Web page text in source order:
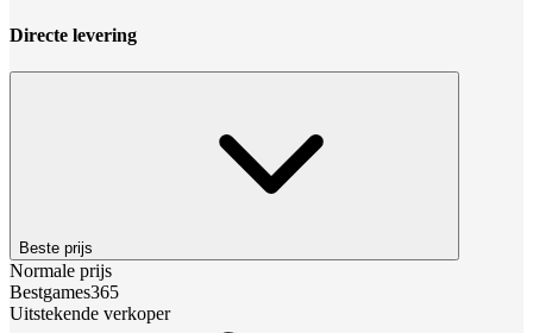
Directe levering
Beste prijs
Normale prijs
Bestgames365
Uitstekende verkoper